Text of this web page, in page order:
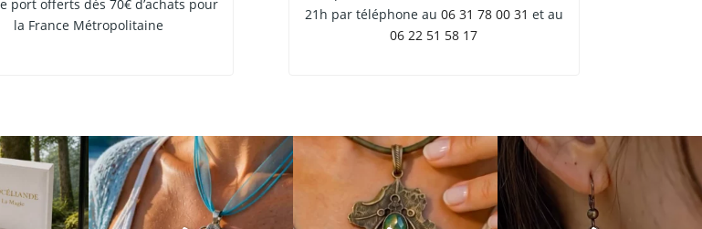
port offerts dès 70€ d’achats pour
la France Métropolitaine
21h par téléphone au 06 31 78 00 31 et au
06 22 51 58 17